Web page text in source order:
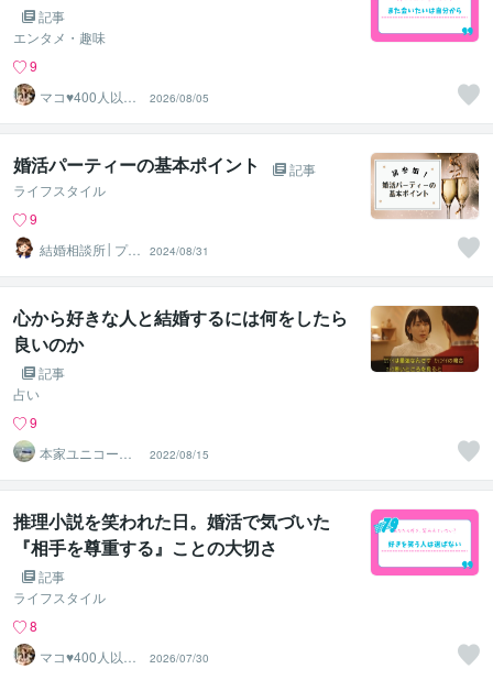
記事
エンタメ・趣味
9
マコ♥️400人以上
の婚活を救った
専門家
2026/08/05
婚活パーティーの基本ポイント
記事
ライフスタイル
9
結婚相談所│プリ
マリエ鹿児島
2024/08/31
心から好きな人と結婚するには何をしたら
良いのか
記事
占い
9
本家ユニコーン
の使者桜10周年
ありがとう
2022/08/15
推理小説を笑われた日。婚活で気づいた
『相手を尊重する』ことの大切さ
記事
ライフスタイル
8
マコ♥️400人以上
の婚活を救った
2026/07/30